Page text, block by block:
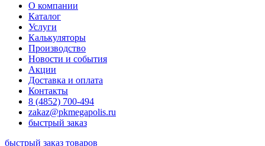
О компании
Каталог
Услуги
Калькуляторы
Производство
Новости и события
Акции
Доставка и оплата
Контакты
8 (4852) 700-494
zakaz@pkmegapolis.ru
быстрый заказ
быстрый заказ товаров